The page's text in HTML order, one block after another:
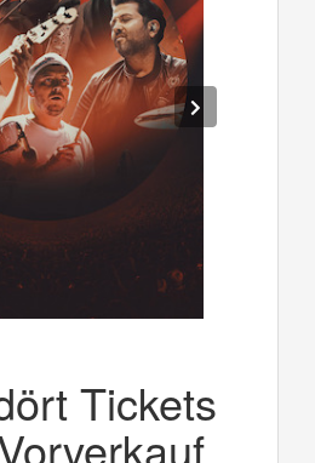
Tickets